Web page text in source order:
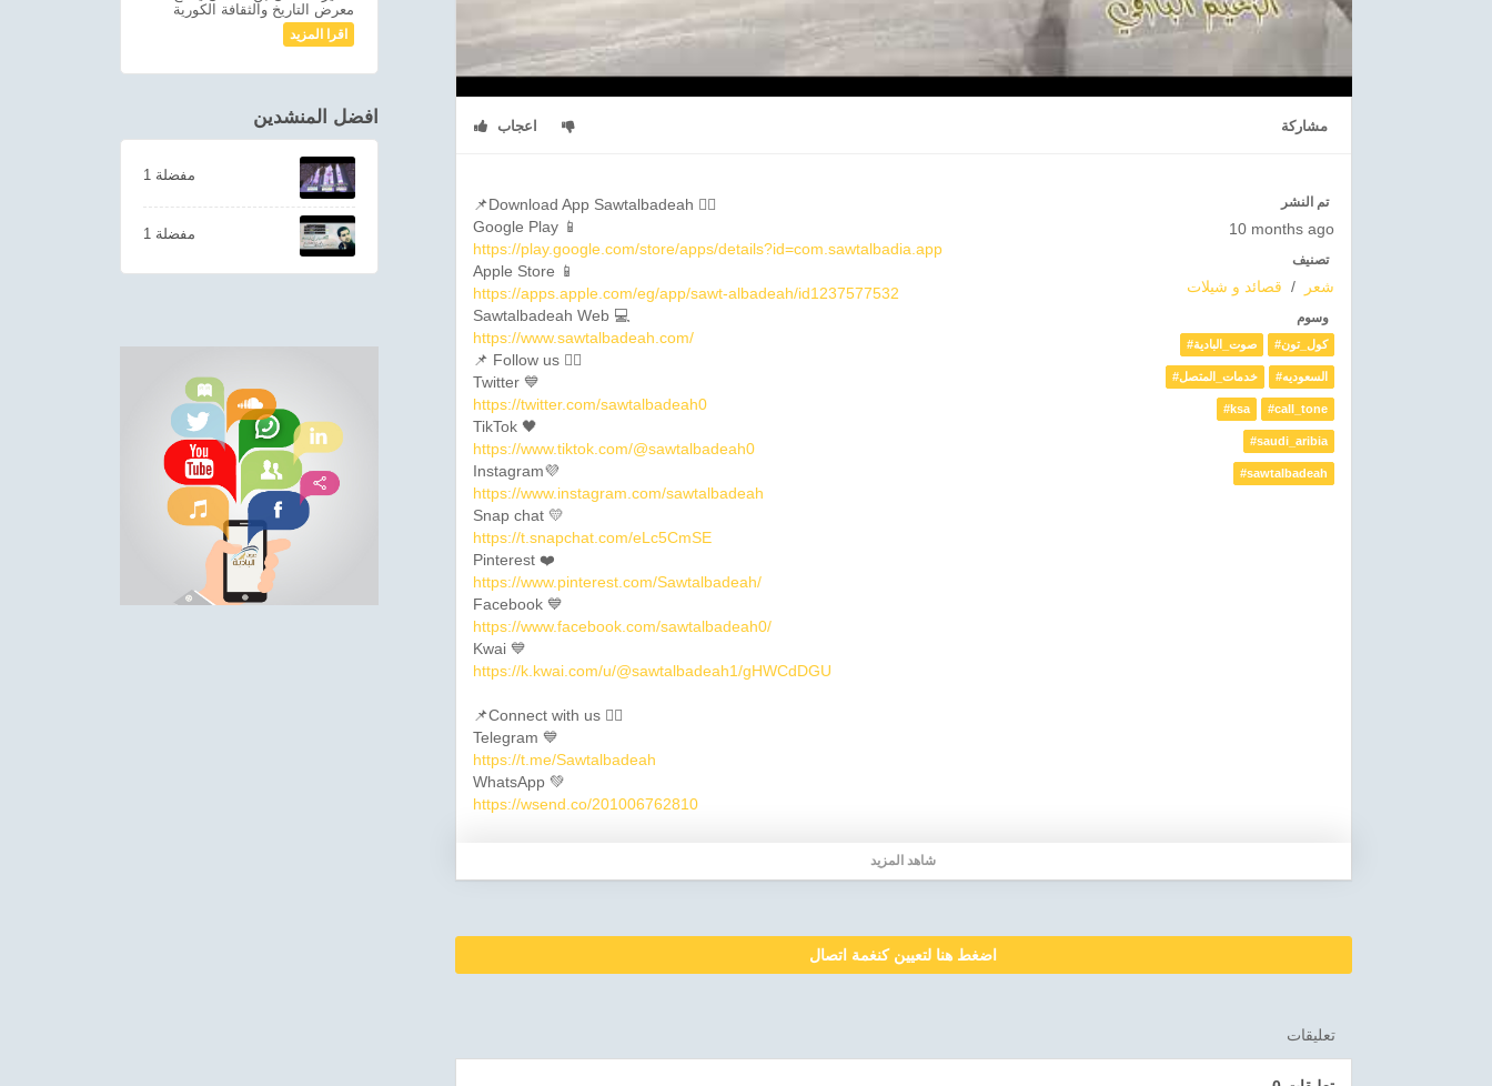
اعجاب مشاركة
📌Download App Sawtalbadeah 👇🏼
Google Play 📱
https://play.google.com/store/apps/details?id=com.sawtalbadia.app
Apple Store 📱
https://apps.apple.com/eg/app/sawt-albadeah/id1237577532
Sawtalbadeah Web 💻
https://www.sawtalbadeah.com/
📌 Follow us 👇🏼
Twitter 💙
https://twitter.com/sawtalbadeah0
TikTok 🖤
https://www.tiktok.com/@sawtalbadeah0
Instagram💜
https://www.instagram.com/sawtalbadeah
Snap chat 💛
https://t.snapchat.com/eLc5CmSE
Pinterest ❤️
https://www.pinterest.com/Sawtalbadeah/
Facebook 💙
https://www.facebook.com/sawtalbadeah0/
Kwai 💙
https://k.kwai.com/u/@sawtalbadeah1/gHWCdDGU
📌Connect with us 👇🏼
Telegram 💙
https://t.me/Sawtalbadeah
WhatsApp 💚
https://wsend.co/201006762810
تم النشر
10 months ago
تصنيف
شعر / قصائد و شيلات
وسوم
#صوت_البادية #كول_تون
#خدمات_المتصل #السعوديه
#ksa #call_tone
#saudi_aribia
#sawtalbadeah
شاهد المزيد
اضغط هنا لتعيين كنغمة اتصال
تعليقات
معرض التاريخ والثقافة الكورية
اقرا المزيد
افضل المنشدين
1 مفضلة
1 مفضلة